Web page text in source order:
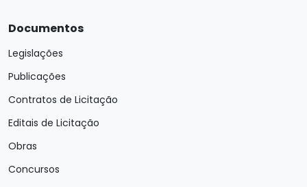
Documentos
Legislações
Publicações
Contratos de Licitação
Editais de Licitação
Obras
Concursos